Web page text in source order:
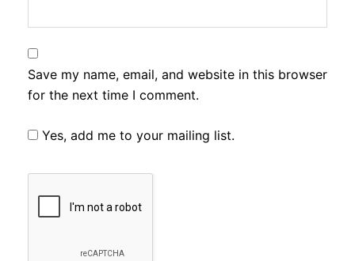
Save my name, email, and website in this browser
for the next time I comment.
Yes, add me to your mailing list.